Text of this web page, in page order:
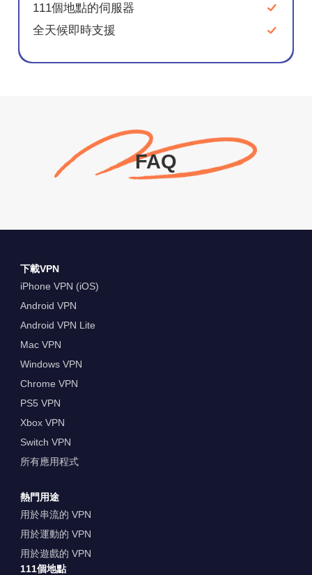
111個地點的伺服器
全天候即時支援
FAQ
下載VPN
iPhone VPN (iOS)
Android VPN
Android VPN Lite
Mac VPN
Windows VPN
Chrome VPN
PS5 VPN
Xbox VPN
Switch VPN
所有應用程式
熱門用途
用於串流的 VPN
用於運動的 VPN
用於遊戲的 VPN
111個地點